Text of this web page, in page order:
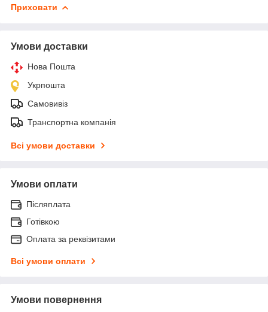
Приховати
Умови доставки
Нова Пошта
Укрпошта
Самовивіз
Транспортна компанія
Всі умови доставки
Умови оплати
Післяплата
Готівкою
Оплата за реквізитами
Всі умови оплати
Умови повернення